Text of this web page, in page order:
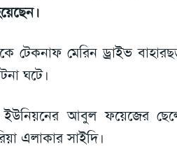
মেরিন ড্রাইভ
ঘটে।
আবুল ফয়েজের
এলাকার সাইদি।